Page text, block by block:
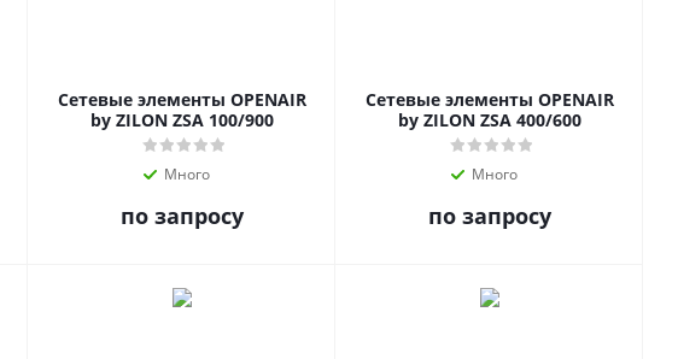
Сетевые элементы OPENAIR
by ZILON ZSA 100/900
Много
по запросу
Сетевые элементы OPENAIR
by ZILON ZSA 400/600
Много
по запросу